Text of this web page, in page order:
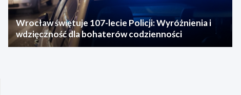
Wrocław świętuje 107-lecie Policji: Wyróżnienia i
wdzięczność dla bohaterów codzienności